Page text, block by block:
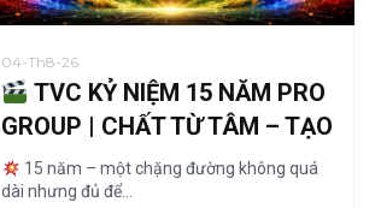
04-Th8-26
TVC KỶ NIỆM 15 NĂM PRO
GROUP | CHẤT TỪ TÂM – TẠO
DỰNG TẦM
15 năm – một chặng đường không quá
dài nhưng đủ để…